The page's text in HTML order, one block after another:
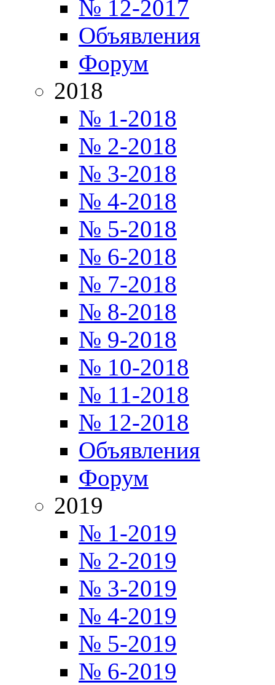
№ 12-2017
Объявления
Форум
2018
№ 1-2018
№ 2-2018
№ 3-2018
№ 4-2018
№ 5-2018
№ 6-2018
№ 7-2018
№ 8-2018
№ 9-2018
№ 10-2018
№ 11-2018
№ 12-2018
Объявления
Форум
2019
№ 1-2019
№ 2-2019
№ 3-2019
№ 4-2019
№ 5-2019
№ 6-2019